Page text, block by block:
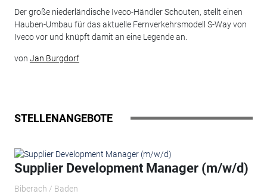
Der große niederländische Iveco-Händler Schouten, stellt einen
Hauben-Umbau für das aktuelle Fernverkehrsmodell S-Way von
Iveco vor und knüpft damit an eine Legende an.
von Jan Burgdorf
STELLENANGEBOTE
Supplier Development Manager (m/w/d)
Biberach / Baden